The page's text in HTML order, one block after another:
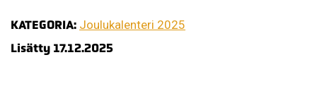
KATEGORIA: Joulukalenteri 2025
Lisätty 17.12.2025